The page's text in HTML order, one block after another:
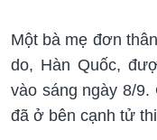
Một bà mẹ đơn
do, Hàn Quốc,
vào sáng ngày 8/9.
đã ở bên cạnh tử